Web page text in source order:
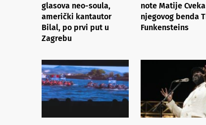
glasova neo-soula,
američki kantautor
Bilal, po prvi put u
Zagrebu
note Matije
njegovog benda
Funkensteins